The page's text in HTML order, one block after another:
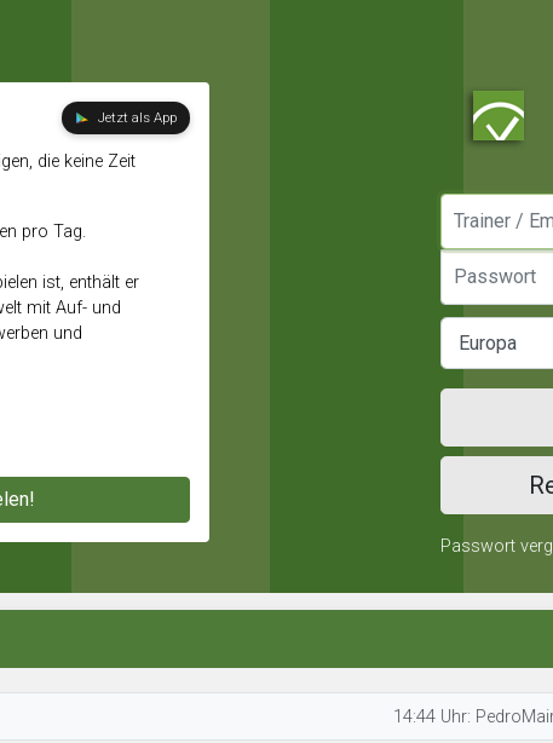
Jetzt als App
die keine Zeit
pro Tag.
ist, enthält er
mit Auf- und
und
Passwort
14:44 Uhr: PedroMair